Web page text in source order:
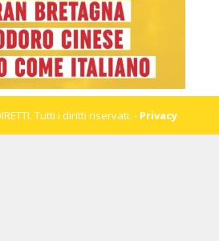
Tutti i diritti riservati. - Privacy